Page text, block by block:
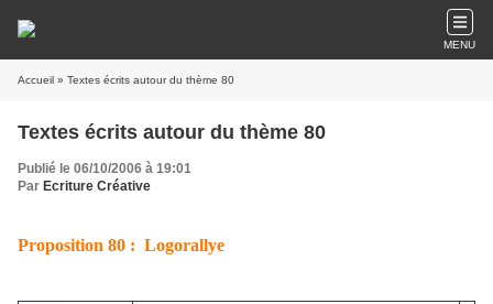
MENU
Accueil » Textes écrits autour du thème 80
Textes écrits autour du thème 80
Publié le 06/10/2006 à 19:01
Par Ecriture Créative
Proposition 80 : Logorallye